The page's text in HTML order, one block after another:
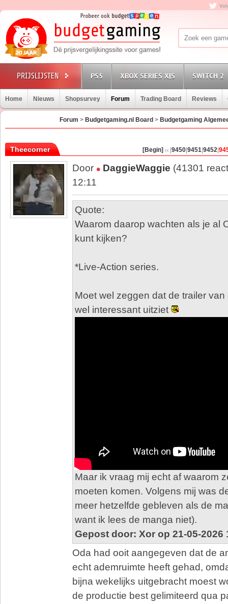
PS5 XBOX SERIES X|S SWITCH 2
Home Nieuws Shopsurvey Forum Trading Board Reviews
Forum > Budgetgaming.nl Board > Budgetgaming
Theecorner [Begin] 9450 9451 9452
Door DaggieWaggie (41301
12:11
Quote:
Waarom daarop wachten als je al
kunt kijken?
*Live-Action series.
Moet wel zeggen dat de trailer
wel interessant uitziet
Maar ik vraag mij echt af waarom
moeten komen. Volgens mij was
meer hetzelfde gebleven als de
want ik lees de manga niet).
Gepost door: Xor op 21-05-2026
Oda had ooit aangegeven dat de
echt ademruimte heeft gehad,
bijna wekelijks uitgebracht moest
de productie best gelimiteerd qua